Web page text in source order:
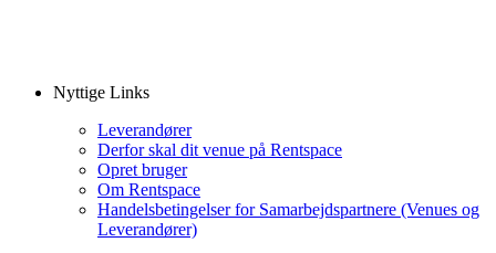
Nyttige Links
Leverandører
Derfor skal dit venue på Rentspace
Opret bruger
Om Rentspace
Handelsbetingelser for Samarbejdspartnere (Venues og
Leverandører)